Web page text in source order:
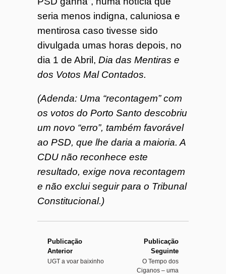
seria menos indigna, caluniosa e
mentirosa caso tivesse sido
divulgada umas horas depois, no
dia 1 de Abril, Dia das Mentiras e
dos Votos Mal Contados.
(Adenda: Uma “recontagem” com
os votos do Porto Santo descobriu
um novo “erro”, também favorável
ao PSD, que lhe daria a maioria. A
CDU não reconhece este
resultado, exige nova recontagem
e não exclui seguir para o Tribunal
Constitucional.)
Publicação
Anterior
UGT a voar baixinho
Publicação
Seguinte
O Tempo dos
Ciganos – uma